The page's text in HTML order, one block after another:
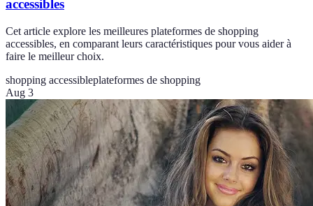
accessibles
Cet article explore les meilleures plateformes de shopping
accessibles, en comparant leurs caractéristiques pour vous aider à
faire le meilleur choix.
shopping accessibleplateformes de shopping
Aug 3